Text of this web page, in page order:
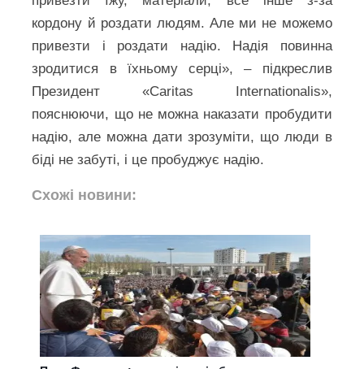
кордону й роздати людям. Але ми не можемо
привезти і роздати надію. Надія повинна
зродитися в їхньому серці», – підкреслив
Президент «Caritas Internationalis»,
пояснюючи, що не можна наказати пробудити
надію, але можна дати зрозуміти, що люди в
біді не забуті, і це пробуджує надію.
Схожі новини: